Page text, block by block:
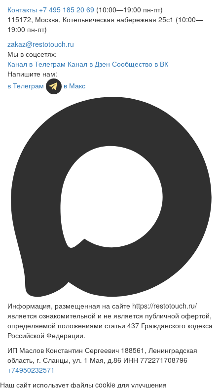
Контакты +7 495 185 20 69 (10:00—19:00 пн-пт)
115172, Москва, Котельническая набережная 25с1 (10:00—
19:00 пн-пт)
zakaz@restotouch.ru
Мы в соцсетях:
Канал в Телеграм Канал в Дзен Сообщество в ВК
Напишите нам:
в Телеграм
в Макс
Информация, размещенная на сайте https://restotouch.ru/
является ознакомительной и не является публичной офертой,
определяемой положениями статьи 437 Гражданского кодекса
Российской Федерации.
ИП Маслов Константин Сергеевич 188561, Ленинградская
область, г. Сланцы, ул. 1 Мая, д.86 ИНН 772271708796
+74950232571
Наш сайт использует файлы cookie для улучшения